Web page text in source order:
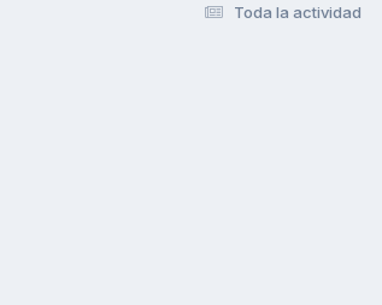
Toda la actividad